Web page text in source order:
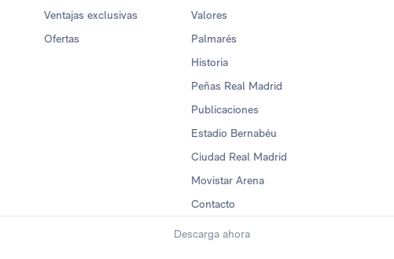
Ventajas exclusivas
Ofertas
Valores
Palmarés
Historia
Peñas Real Madrid
Publicaciones
Estadio Bernabéu
Ciudad Real Madrid
Movistar Arena
Contacto
Descarga ahora